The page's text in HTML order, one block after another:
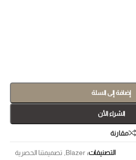
إضافة إلى السلة
الشراء الأن
مقارنة
التصنيفات:Blazer
, تصميمتنا الحصرية